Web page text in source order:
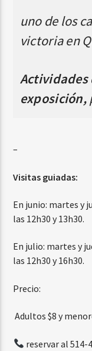
uno de los
victoria en
Actividades
exposición,
–
Visitas guiadas:
En junio: martes y
las 12h30 y 13h30.
En julio: martes y
las 12h30 y 16h30.
Precio:
Adultos $8 y
reservar al 514-